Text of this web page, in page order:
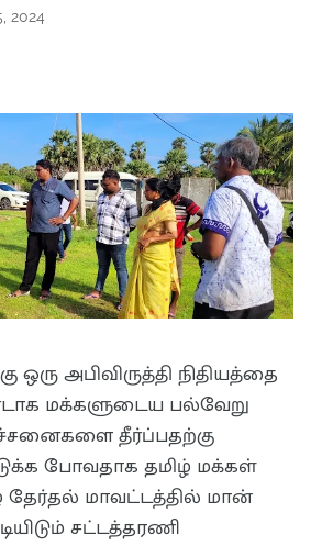
2024
ஒரு அபிவிருத்தி நிதியத்தை
மக்களுடைய பல்வேறு
தீர்ப்பதற்கு
போவதாக தமிழ் மக்கள்
தேர்தல் மாவட்டத்தில் மான்
சட்டத்தரணி